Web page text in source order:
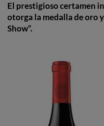
El prestigioso certamen
otorga la medalla de oro
Show”.